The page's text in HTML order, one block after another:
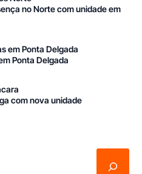
no Norte com unidade em
Ponta Delgada
com nova unidade